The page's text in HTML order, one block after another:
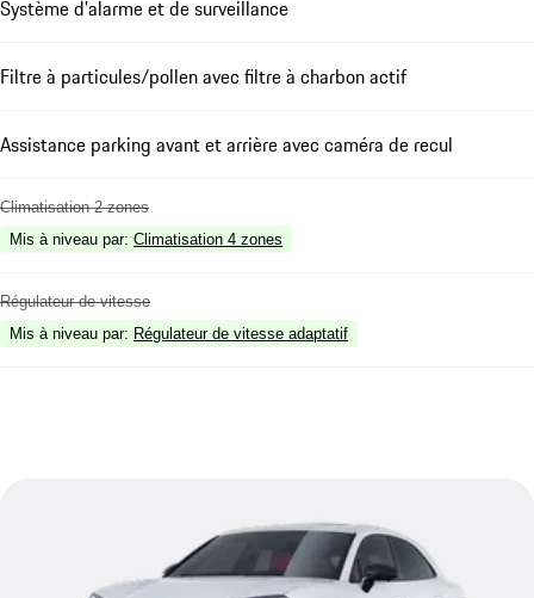
Système d'alarme et de surveillance
Filtre à particules/pollen avec filtre à charbon actif
Assistance parking avant et arrière avec caméra de recul
Climatisation 2 zones
Mis à niveau par: Climatisation 4 zones
Régulateur de vitesse
Mis à niveau par: Régulateur de vitesse adaptatif